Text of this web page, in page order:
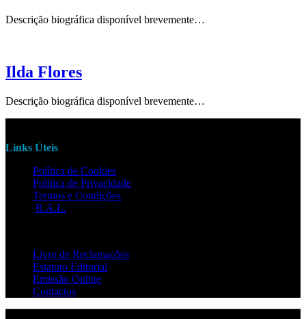
Descrição biográfica disponível brevemente…
Ilda Flores
Descrição biográfica disponível brevemente…
Links Úteis
Política de Cookies
Política de Privacidade
Termos e Condições
R.A.L.
Livro de Reclamações
Estatuto Editorial
Emissão Online
Contactos